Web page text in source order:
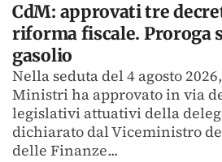
CdM: approvati tre
riforma fiscale. Proroga
gasolio
Nella seduta del 4 agosto
Ministri ha approvato in via
legislativi attuativi della
dichiarato dal Viceministro
delle Finanze...